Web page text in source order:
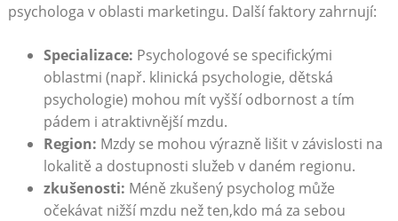
psychologa v oblasti marketingu. Další faktory zahrnují:
Specializace: Psychologové se specifickými
oblastmi (např. klinická psychologie, dětská
psychologie) mohou mít vyšší odbornost a tím
pádem i atraktivnější mzdu.
Region: Mzdy se mohou výrazně lišit v závislosti na
lokalitě a dostupnosti služeb v daném regionu.
zkušenosti: Méně zkušený psycholog může
očekávat nižší mzdu než ten,kdo má za sebou